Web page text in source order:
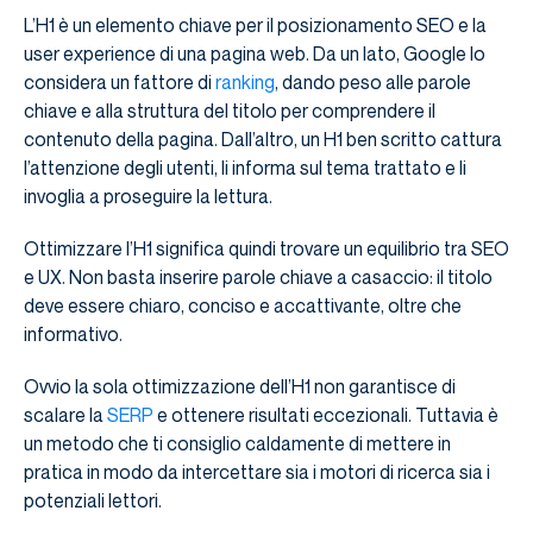
L’H1 è un elemento chiave per il posizionamento SEO e la
user experience di una pagina web. Da un lato, Google lo
considera un fattore di ranking, dando peso alle parole
chiave e alla struttura del titolo per comprendere il
contenuto della pagina. Dall’altro, un H1 ben scritto cattura
l’attenzione degli utenti, li informa sul tema trattato e li
invoglia a proseguire la lettura.
Ottimizzare l’H1 significa quindi trovare un equilibrio tra SEO
e UX. Non basta inserire parole chiave a casaccio: il titolo
deve essere chiaro, conciso e accattivante, oltre che
informativo.
Ovvio la sola ottimizzazione dell’H1 non garantisce di
scalare la SERP e ottenere risultati eccezionali. Tuttavia è
un metodo che ti consiglio caldamente di mettere in
pratica in modo da intercettare sia i motori di ricerca sia i
potenziali lettori.